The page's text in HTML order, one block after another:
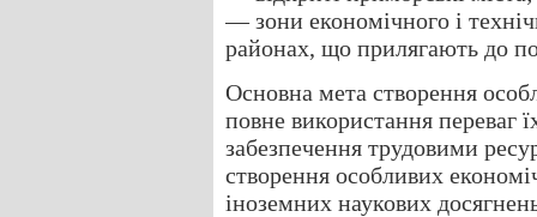
— зони економічного і
районах, що прилягають до
Основна мета створення
повне використання переваг
забезпечення трудовими
створення особливих
іноземних наукових